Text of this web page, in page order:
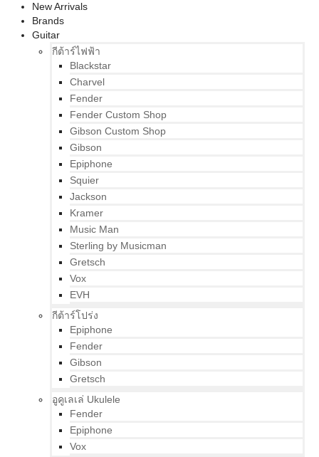
New Arrivals
Brands
Guitar
กีต้าร์ไฟฟ้า
Blackstar
Charvel
Fender
Fender Custom Shop
Gibson Custom Shop
Gibson
Epiphone
Squier
Jackson
Kramer
Music Man
Sterling by Musicman
Gretsch
Vox
EVH
กีต้าร์โปร่ง
Epiphone
Fender
Gibson
Gretsch
อูคูเลเล่ Ukulele
Fender
Epiphone
Vox